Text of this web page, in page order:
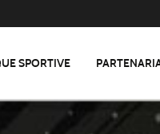
SPORTIVE